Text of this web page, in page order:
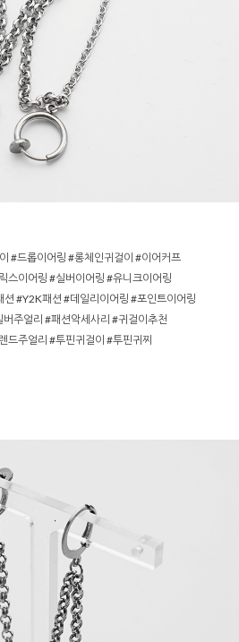
#드롭이어링 #롱체인귀걸이 #이어커프
스이어링 #실버이어링 #유니크이어링
#Y2K패션 #데일리이어링 #포인트이어링
주얼리 #패션악세사리 #귀걸이추천
드주얼리 #투핀귀걸이 #투핀귀찌